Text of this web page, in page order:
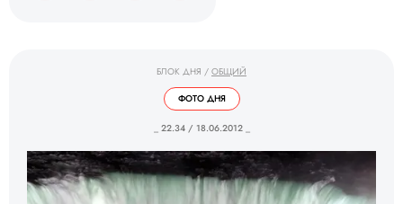
БЛОК ДНЯ / ОБЩИЙ
ФОТО ДНЯ
_ 22.34 / 18.06.2012 _